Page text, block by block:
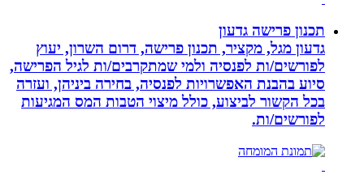
תכנון פרישה גדעון
גדעון מגל, מקציר, תכנון פרישה, דרום השרון, יעוץ
לפורשים/ות לפנסיה ולמי שמתקרבים/ות לגיל הפרישה,
סיוע בהבנת האפשרויות לפנסיה, בחירה ביניהן, ועזרה
בכל הקשור לביצוע, כולל מיצוי הטבות המס המגיעות
לפורשים/ות.